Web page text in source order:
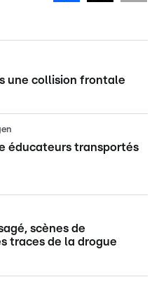
une collision frontale
éducateurs transportés
scènes de
traces de la drogue